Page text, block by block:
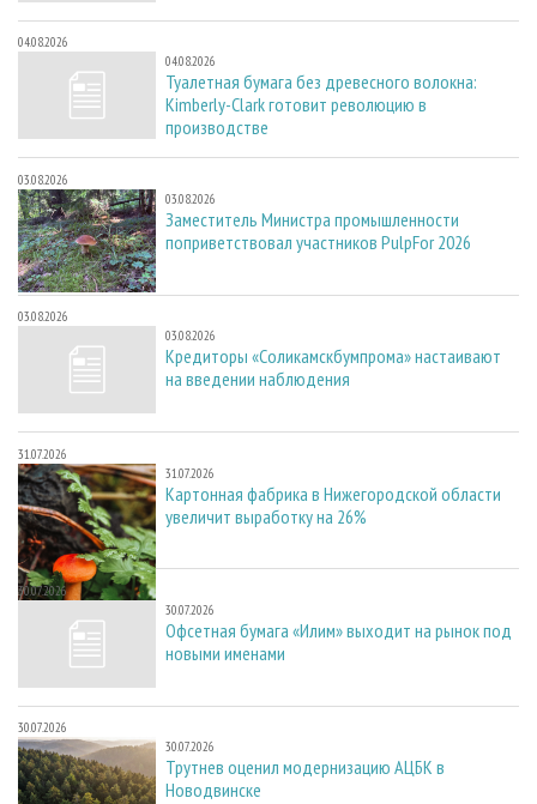
04.08.2026
04.08.2026
Туалетная бумага без древесного волокна:
Kimberly-Clark готовит революцию в
производстве
03.08.2026
03.08.2026
Заместитель Министра промышленности
поприветствовал участников PulpFor 2026
03.08.2026
03.08.2026
Кредиторы «Соликамскбумпрома» настаивают
на введении наблюдения
31.07.2026
31.07.2026
Картонная фабрика в Нижегородской области
увеличит выработку на 26%
30.07.2026
30.07.2026
Офсетная бумага «Илим» выходит на рынок под
новыми именами
30.07.2026
30.07.2026
Трутнев оценил модернизацию АЦБК в
Новодвинске